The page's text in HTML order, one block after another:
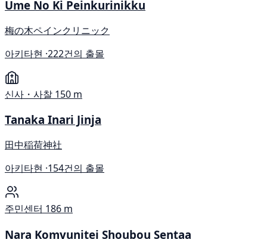
Ume No Ki Peinkurinikku
梅の木ペインクリニック
아키타현 ·222건의 출몰
신사・사찰 150 m
Tanaka Inari Jinja
田中稲荷神社
아키타현 ·154건의 출몰
주민센터 186 m
Nara Komyunitei Shoubou Sentaa